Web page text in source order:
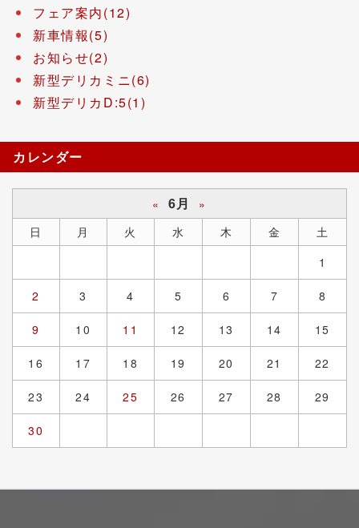
フェア案内(12)
新車情報(5)
お知らせ(2)
新型デリカミニ(6)
新型デリカD:5(1)
カレンダー
« 6月
»
日
月 火 水 木 金
土
1
2 3 4 5 6 7 8
9 10 11 12 13 14 15
16 17 18 19 20 21 22
23 24 25 26 27 28 29
30